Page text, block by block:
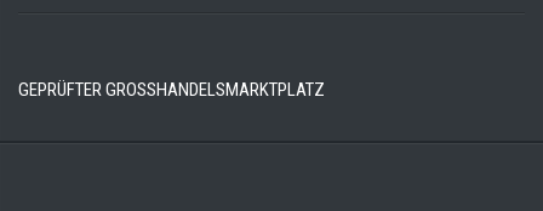
GEPRÜFTER GROSSHANDELSMARKTPLATZ